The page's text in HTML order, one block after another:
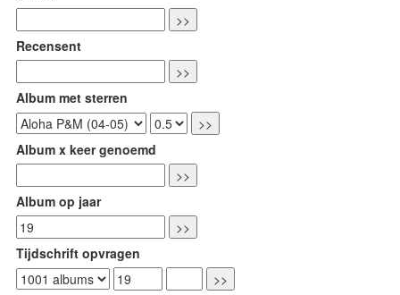
Recensent
Album met sterren
Album x keer genoemd
Album op jaar
Tijdschrift opvragen